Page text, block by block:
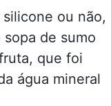
ou não,
de sumo
que foi
água mineral